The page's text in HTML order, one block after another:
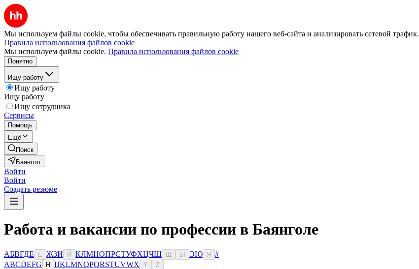
Мы используем файлы cookie, чтобы обеспечивать правильную работу нашего веб-сайта и анализировать сетевой трафик.
Правила использования файлов cookie
Мы используем файлы cookie. Правила использования файлов cookie
Понятно
Ищу работу
Ищу работу
Ищу работу
Ищу сотрудника
Сервисы
Помощь
Ещё
Поиск
Баянгол
Войти
Войти
Создать резюме
Работа и вакансии по профессии в Баянголе
АБВГДЕ Ё ЖЗИ Й КЛМНОПРСТУФХЦЧШ Ы ЭЮ Я
#
ABCDEFG H IJKLMNOPQRSTUVWX Y Z